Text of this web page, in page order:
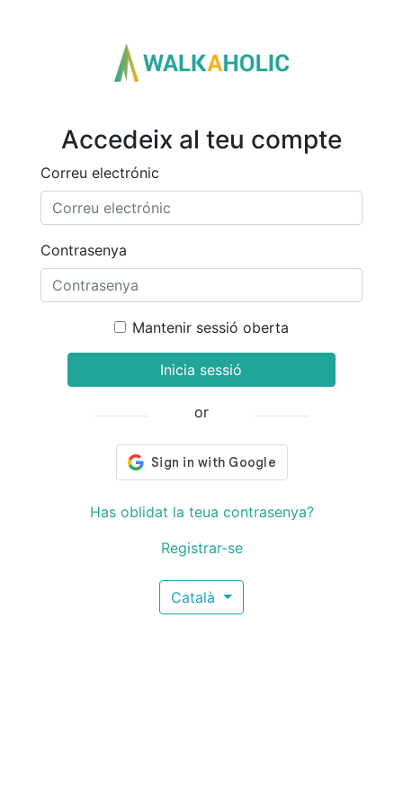
Accedeix al teu compte
Correu electrónic
Contrasenya
Mantenir sessió oberta
Inicia sessió
or
Has oblidat la teua contrasenya?
Registrar-se
Català